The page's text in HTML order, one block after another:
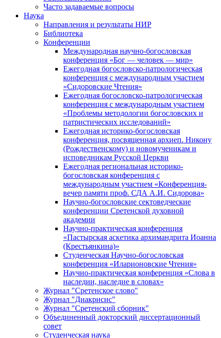
Часто задаваемые вопросы
Наука
Направления и результаты НИР
Библиотека
Конференции
Международная научно-богословская
конференция «Бог — человек — мир»
Ежегодная богословско-патрологическая
конференция с международным участием
«Сидоровские Чтения»
Ежегодная богословско-патрологическая
конференция с международным участием
«Проблемы методологии богословских и
патристических исследований»
Ежегодная историко-богословская
конференция, посвященная архиеп. Никону
(Рождественскому) и новомученикам и
исповедникам Русской Церкви
Ежегодная региональная историко-
богословская конференция с
международным участием «Конференция-
вечер памяти проф. СДА А.И. Сидорова»
Научно-богословские сектоведческие
конференции Сретенской духовной
академии
Научно-практическая конференция
«Пастырская аскетика архимандрита Иоанна
(Крестьянкина)»
Студенческая Научно-богословская
конференция «Иларионовские Чтения»
Научно-практическая конференция «Cлова в
наследии, наследие в словах»
Журнал "Сретенское слово"
Журнал "Диакрисис"
Журнал "Сретенский сборник"
Объединенный докторский диссертационный
совет
Студенческая наука